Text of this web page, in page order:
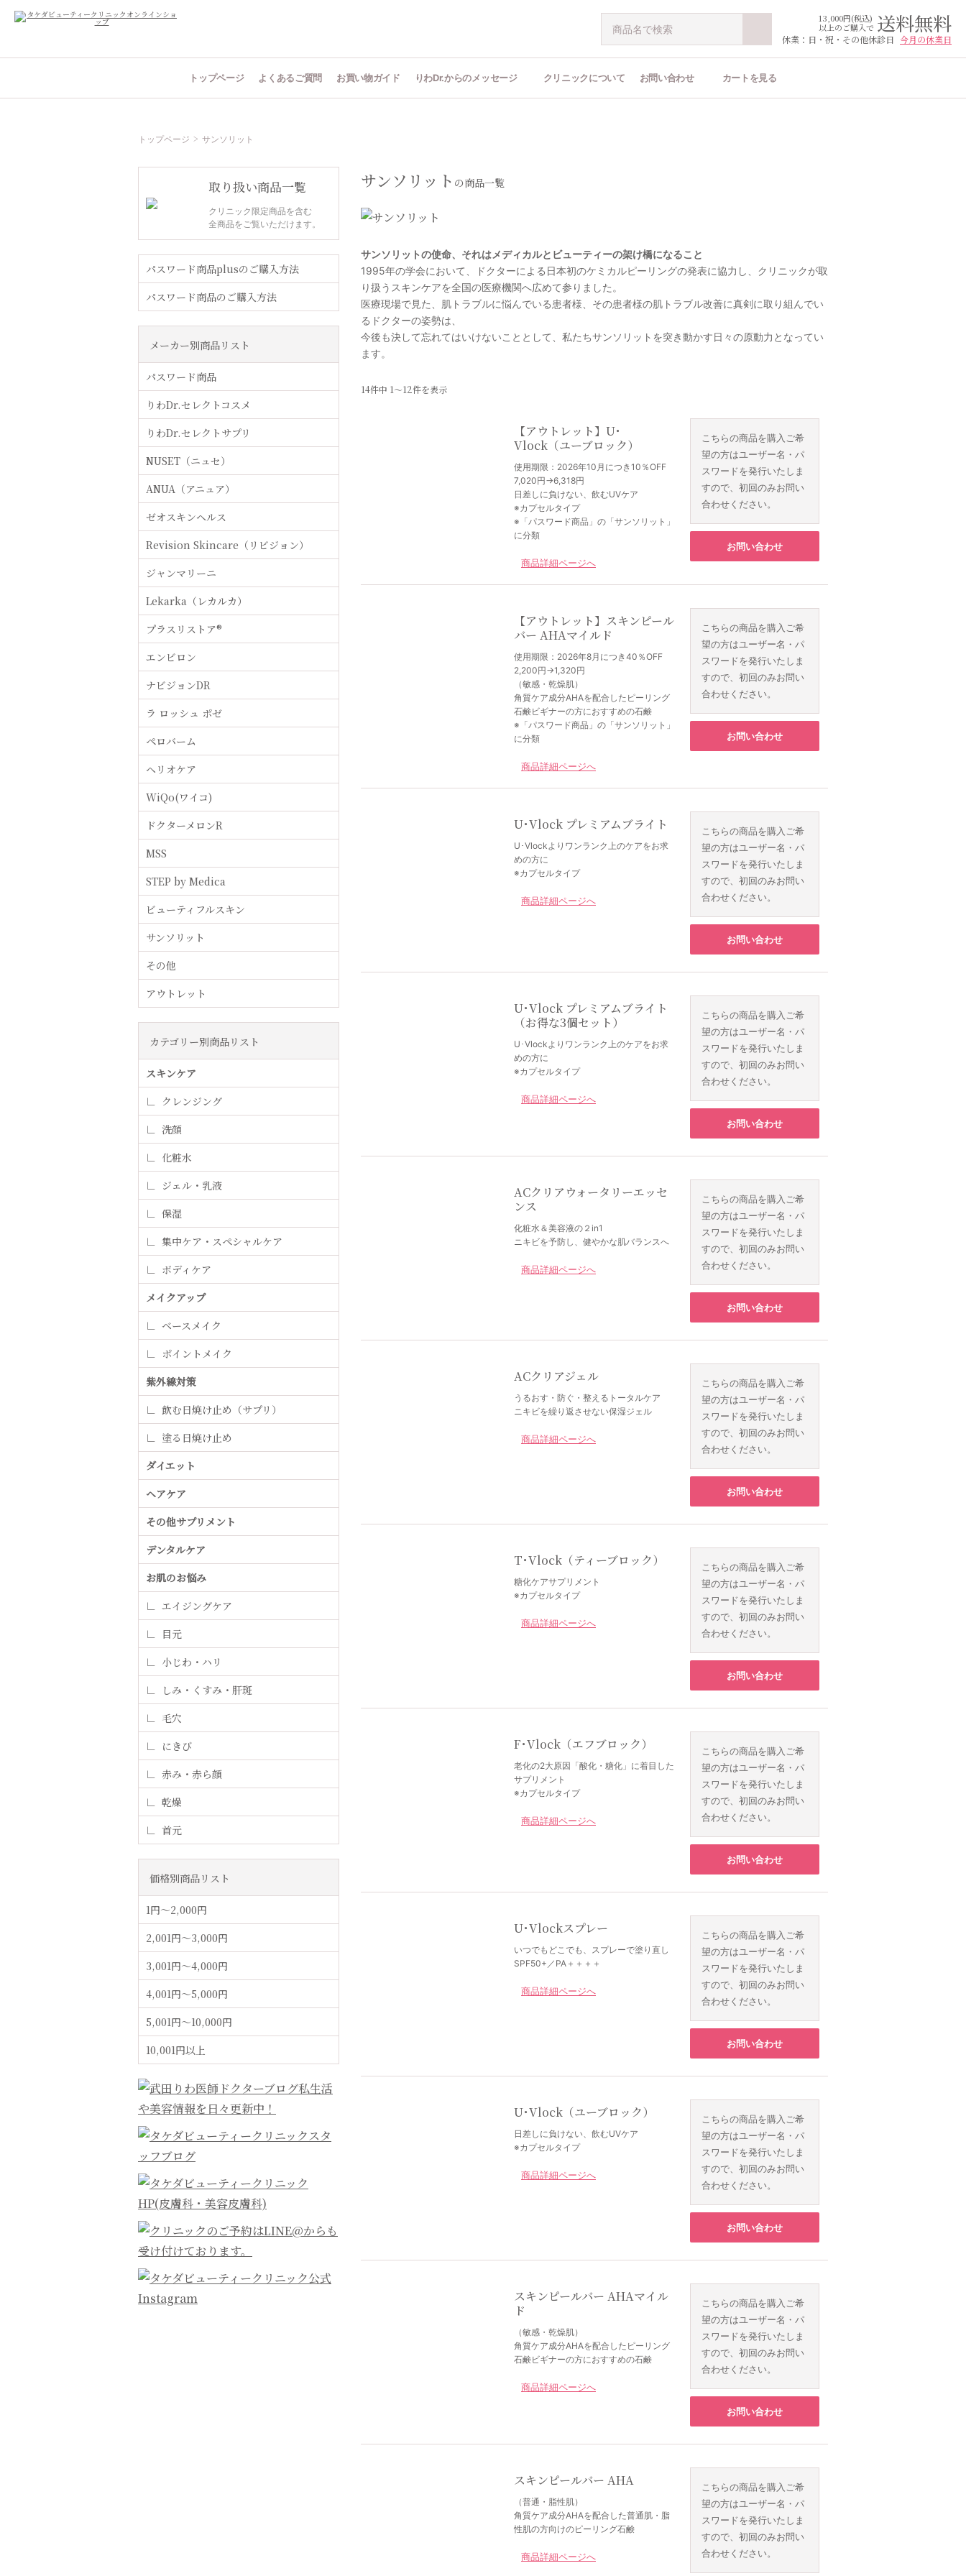
13,000円(税込)
以上のご購入で 送料無料
休業：日・祝・その他休診日 今月の休業日
トップページ よくあるご質問 お買い物ガイド りわDr.からのメッセージ クリニックについて お問い合わせ カートを見る
トップページ サンソリット
取り扱い商品一覧
クリニック限定商品を含む
全商品をご覧いただけます。
パスワード商品plusのご購入方法
パスワード商品のご購入方法
メーカー別商品リスト
パスワード商品
りわDr.セレクトコスメ
りわDr.セレクトサプリ
NUSET（ニュセ）
ANUA（アニュア）
ゼオスキンヘルス
Revision Skincare（リビジョン）
ジャンマリーニ
Lekarka（レカルカ）
プラスリストア®︎
エンビロン
ナビジョンDR
ラ ロッシュ ポゼ
ペロバーム
ヘリオケア
WiQo(ワイコ)
ドクターメロンR
MSS
STEP by Medica
ビューティフルスキン
サンソリット
その他
アウトレット
カテゴリー別商品リスト
スキンケア
クレンジング
洗顔
化粧水
ジェル・乳液
保湿
集中ケア・スペシャルケア
ボディケア
メイクアップ
ベースメイク
ポイントメイク
紫外線対策
飲む日焼け止め（サプリ）
塗る日焼け止め
ダイエット
ヘアケア
その他サプリメント
デンタルケア
お肌のお悩み
エイジングケア
目元
小じわ・ハリ
しみ・くすみ・肝斑
毛穴
にきび
赤み・赤ら顔
乾燥
首元
価格別商品リスト
1円〜2,000円
2,001円〜3,000円
3,001円〜4,000円
4,001円〜5,000円
5,001円〜10,000円
10,001円以上
サンソリット の商品一覧
サンソリットの使命、それはメディカルとビューティーの架け橋になること
1995年の学会において、ドクターによる日本初のケミカルピーリングの発表に協力し、クリニックが取
り扱うスキンケアを全国の医療機関へ広めて参りました。
医療現場で見た、肌トラブルに悩んでいる患者様、その患者様の肌トラブル改善に真剣に取り組んでい
るドクターの姿勢は、
今後も決して忘れてはいけないこととして、私たちサンソリットを突き動かす日々の原動力となってい
ます。
14件中 1〜12件を表示
【アウトレット】U･
Vlock（ユーブロック）
使用期限：2026年10月につき10％OFF
7,020円→6,318円
日差しに負けない、飲むUVケア
※カプセルタイプ
※「パスワード商品」の「サンソリット」
に分類
商品詳細ページへ
こちらの商品を購入ご希
望の方はユーザー名・パ
スワードを発行いたしま
すので、初回のみお問い
合わせください。
お問い合わせ
【アウトレット】スキンピール
バー AHAマイルド
使用期限：2026年8月につき40％OFF
2,200円→1,320円
（敏感・乾燥肌）
角質ケア成分AHAを配合したピーリング
石鹸ビギナーの方におすすめの石鹸
※「パスワード商品」の「サンソリット」
に分類
商品詳細ページへ
こちらの商品を購入ご希
望の方はユーザー名・パ
スワードを発行いたしま
すので、初回のみお問い
合わせください。
お問い合わせ
U･Vlock プレミアムブライト
U･Vlockよりワンランク上のケアをお求
めの方に
※カプセルタイプ
商品詳細ページへ
こちらの商品を購入ご希
望の方はユーザー名・パ
スワードを発行いたしま
すので、初回のみお問い
合わせください。
お問い合わせ
U･Vlock プレミアムブライト
（お得な3個セット）
U･Vlockよりワンランク上のケアをお求
めの方に
※カプセルタイプ
商品詳細ページへ
こちらの商品を購入ご希
望の方はユーザー名・パ
スワードを発行いたしま
すので、初回のみお問い
合わせください。
お問い合わせ
ACクリアウォータリーエッセ
ンス
化粧水＆美容液の２in1
ニキビを予防し、健やかな肌バランスへ
商品詳細ページへ
こちらの商品を購入ご希
望の方はユーザー名・パ
スワードを発行いたしま
すので、初回のみお問い
合わせください。
お問い合わせ
ACクリアジェル
うるおす・防ぐ・整えるトータルケア
ニキビを繰り返させない保湿ジェル
商品詳細ページへ
こちらの商品を購入ご希
望の方はユーザー名・パ
スワードを発行いたしま
すので、初回のみお問い
合わせください。
お問い合わせ
T･Vlock（ティーブロック）
糖化ケアサプリメント
※カプセルタイプ
商品詳細ページへ
こちらの商品を購入ご希
望の方はユーザー名・パ
スワードを発行いたしま
すので、初回のみお問い
合わせください。
お問い合わせ
F･Vlock（エフブロック）
老化の2大原因「酸化・糖化」に着目した
サプリメント
※カプセルタイプ
商品詳細ページへ
こちらの商品を購入ご希
望の方はユーザー名・パ
スワードを発行いたしま
すので、初回のみお問い
合わせください。
お問い合わせ
U･Vlockスプレー
いつでもどこでも、スプレーで塗り直し
SPF50+／PA＋＋＋＋
商品詳細ページへ
こちらの商品を購入ご希
望の方はユーザー名・パ
スワードを発行いたしま
すので、初回のみお問い
合わせください。
お問い合わせ
U･Vlock（ユーブロック）
日差しに負けない、飲むUVケア
※カプセルタイプ
商品詳細ページへ
こちらの商品を購入ご希
望の方はユーザー名・パ
スワードを発行いたしま
すので、初回のみお問い
合わせください。
お問い合わせ
スキンピールバー AHAマイル
ド
（敏感・乾燥肌）
角質ケア成分AHAを配合したピーリング
石鹸ビギナーの方におすすめの石鹸
商品詳細ページへ
こちらの商品を購入ご希
望の方はユーザー名・パ
スワードを発行いたしま
すので、初回のみお問い
合わせください。
お問い合わせ
スキンピールバー AHA
（普通・脂性肌）
角質ケア成分AHAを配合した普通肌・脂
性肌の方向けのピーリング石鹸
商品詳細ページへ
こちらの商品を購入ご希
望の方はユーザー名・パ
スワードを発行いたしま
すので、初回のみお問い
合わせください。